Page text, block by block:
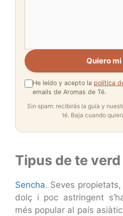
Quiero mi
He leído y acepto la política
emails de Aromas de Té.
Sin spam: recibirás la guía y
té. Baja cuando
Tipus de te
Sencha. Seves
dolç i poc astringent
més popular al país